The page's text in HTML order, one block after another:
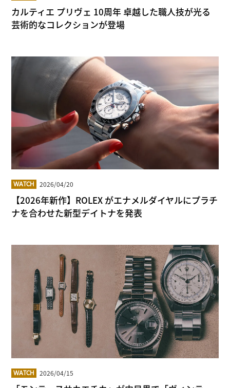
カルティエ プリヴェ 10周年 卓越した職人技が光る
芸術的なコレクションが登場
WATCH 2026/04/20
【2026年新作】ROLEX がエナメルダイヤルにプラチ
ナを合わせた新型デイトナを発表
WATCH 2026/04/15